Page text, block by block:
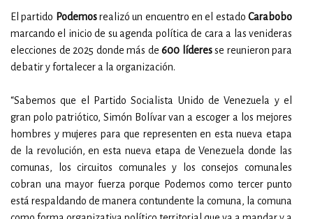
El partido Podemosrealizó un encuentro en el estadoCarabobo
marcando el inicio de su agenda política de cara a las venideras
elecciones de 2025 donde más de 600 líderesse reunieron para
debatir y fortalecer a la organización.
“Sabemos que el Partido Socialista Unido de Venezuela y el
gran polo patriótico, Simón Bolívar van a escoger a los mejores
hombres y mujeres para que representen en esta nueva etapa
de la revolución, en esta nueva etapa de Venezuela donde las
comunas, los circuitos comunales y los consejos comunales
cobran una mayor fuerza porque Podemos como tercer punto
está respaldando de manera contundente la comuna, la comuna